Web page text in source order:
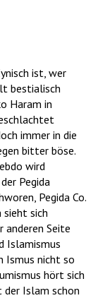
ist, wer
bestialisch
Haram in
immer in die
bitter böse.
wird
Pegida
Pegida Co.
sieht sich
Seite
Islamismus
Ismus nicht so
hört sich
der Islam schon